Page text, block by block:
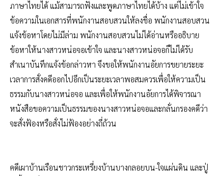
ภาษาไทยได้ แม้สามารถฟังและพูดภาษาไทยได้บ้าง แต่ไม่เข้าใจ
ข้อความในเอกสารที่พนักงานสอบสวนให้ลงชื่อ พนักงานสอบสวน
แจ้งข้อหาโดยไม่มีล่าม พนักงานสอบสวนไม่ได้อ่านหรืออธิบาย
ข้อหาให้นางสาวหน่อจอเข้าใจ และนางสาวหน่อจอก็ไม่ได้รับ
สำเนาบันทึกแจ้งข้อกล่าวหา จึงขอให้พนักงานอัยการขยายระยะ
เวลาการสั่งคดีออกไปอีกเป็นระยะเวลาพอสมควรเพื่อให้ความเป็น
ธรรมกับนางสาวหน่อจอ และเพื่อให้พนักงานอัยการได้พิจารณา
หนังสือขอความเป็นธรรมของนางสาวหน่อจอและกลั่นกรองคดีว่า
จะสั่งฟ้องหรือสั่งไม่ฟ้องอย่างถี่ถ้วน
คดีเผาบ้านเรือนชาวกระเหรี่ยงบ้านบางกลอยบน-ใจแผ่นดิน และปู่